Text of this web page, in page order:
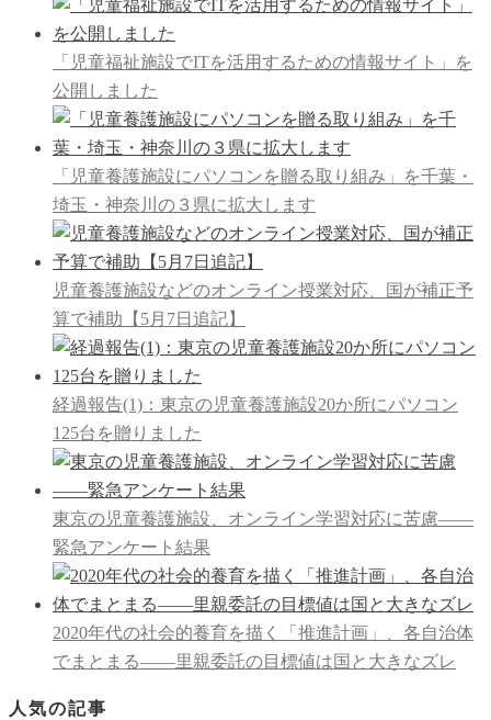
「児童福祉施設でITを活用するための情報サイト」を
公開しました
「児童養護施設にパソコンを贈る取り組み」を千葉・
埼玉・神奈川の３県に拡大します
児童養護施設などのオンライン授業対応、国が補正予
算で補助【5月7日追記】
経過報告(1)：東京の児童養護施設20か所にパソコン
125台を贈りました
東京の児童養護施設、オンライン学習対応に苦慮――
緊急アンケート結果
2020年代の社会的養育を描く「推進計画」、各自治体
でまとまる――里親委託の目標値は国と大きなズレ
人気の記事